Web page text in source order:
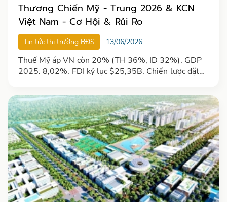
Thương Chiến Mỹ - Trung 2026 & KCN
Việt Nam - Cơ Hội & Rủi Ro
Tin tức thị trường BĐS 13/06/2026
Thuế Mỹ áp VN còn 20% (TH 36%, ID 32%). GDP
2025: 8,02%. FDI kỷ lục $25,35B. Chiến lược đặt
[T5/2026]